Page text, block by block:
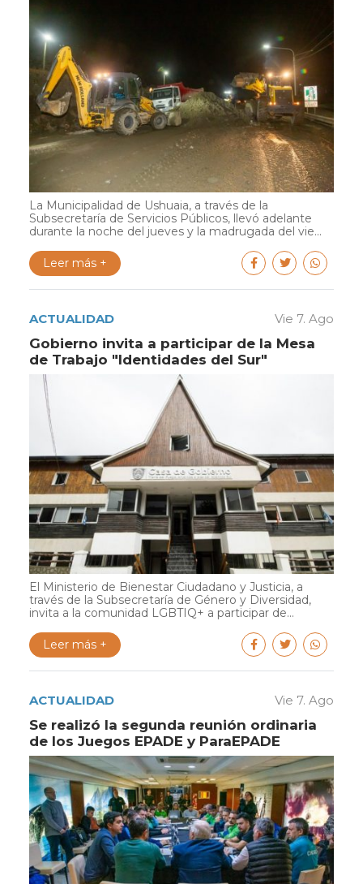
La Municipalidad de Ushuaia, a través de la
Subsecretaría de Servicios Públicos, llevó adelante
durante la noche del jueves y la madrugada del vie...
Leer más +
ACTUALIDAD Vie 7. Ago
Gobierno invita a participar de la Mesa
de Trabajo "Identidades del Sur"
El Ministerio de Bienestar Ciudadano y Justicia, a
través de la Subsecretaría de Género y Diversidad,
invita a la comunidad LGBTIQ+ a participar de...
Leer más +
ACTUALIDAD Vie 7. Ago
Se realizó la segunda reunión ordinaria
de los Juegos EPADE y ParaEPADE